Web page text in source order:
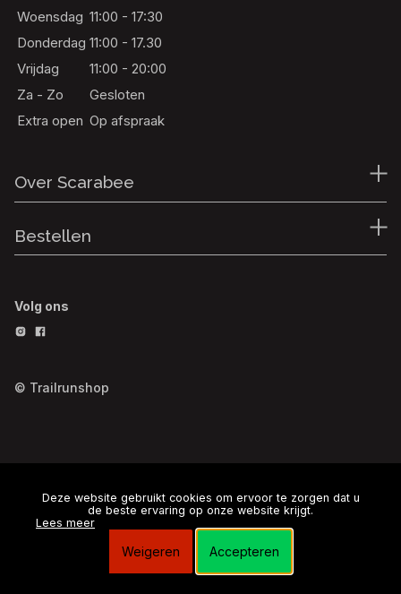
Woensdag 11:00 - 17:30
Donderdag 11:00 - 17.30
Vrijdag
11:00 - 20:00
Za - Zo
Gesloten
Extra open Op afspraak
Over Scarabee
Bestellen
Volg ons
© Trailrunshop
Deze website gebruikt cookies om ervoor te zorgen dat u
de beste ervaring op onze website krijgt.
Lees meer
Weigeren Accepteren